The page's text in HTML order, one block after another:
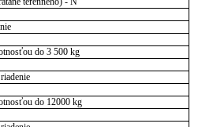
do 3 500 kg
do 12000 kg